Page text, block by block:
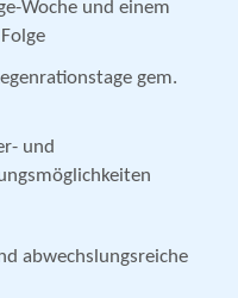
Woche und einem
gem.
und
abwechslungsreiche